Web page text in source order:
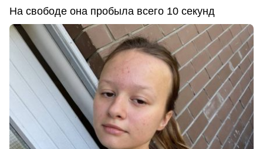
На свободе она пробыла всего 10 секунд